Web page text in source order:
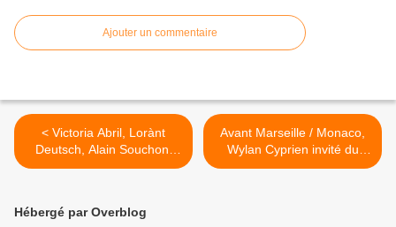
Ajouter un commentaire
< Victoria Abril, Lorànt
Deutsch, Alain Souchon,
Pierre Souchon, Ours (...)
France 2
Avant Marseille / Monaco,
Wylan Cyprien invité du
Canal Football Club sur
Hébergé par Overblog